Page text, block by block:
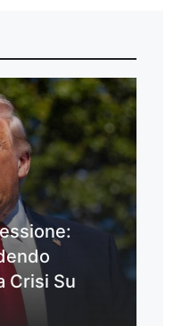
Crisi Su